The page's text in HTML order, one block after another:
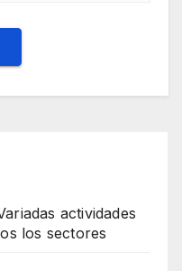
actividades
los sectores